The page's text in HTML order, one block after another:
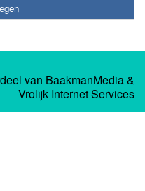
van BaakmanMedia&
Vrolijk Internet Services